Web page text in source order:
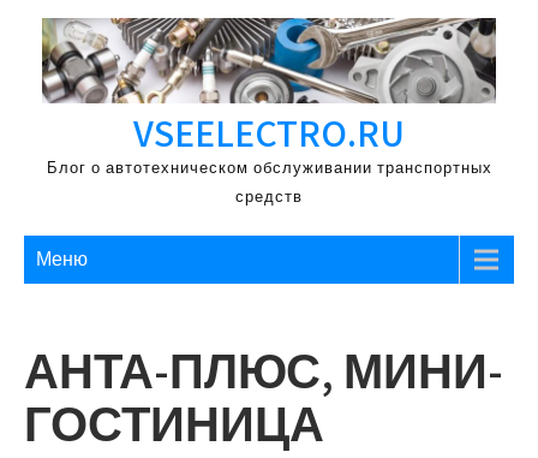
Перейти
содержимому
VSEELECTRO.RU
Блог о автотехническом обслуживании транспортных
средств
Меню
АНТА-ПЛЮС, МИНИ-
ГОСТИНИЦА